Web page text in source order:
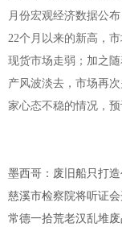
月份宏观经济数据公
22个月以来的新高，
现货市场走弱；加之
产风波淡去，市场再
家心态不稳的情况，
墨西哥：废旧船只打
慈溪市检察院将听证
常德一拾荒老汉乱堆